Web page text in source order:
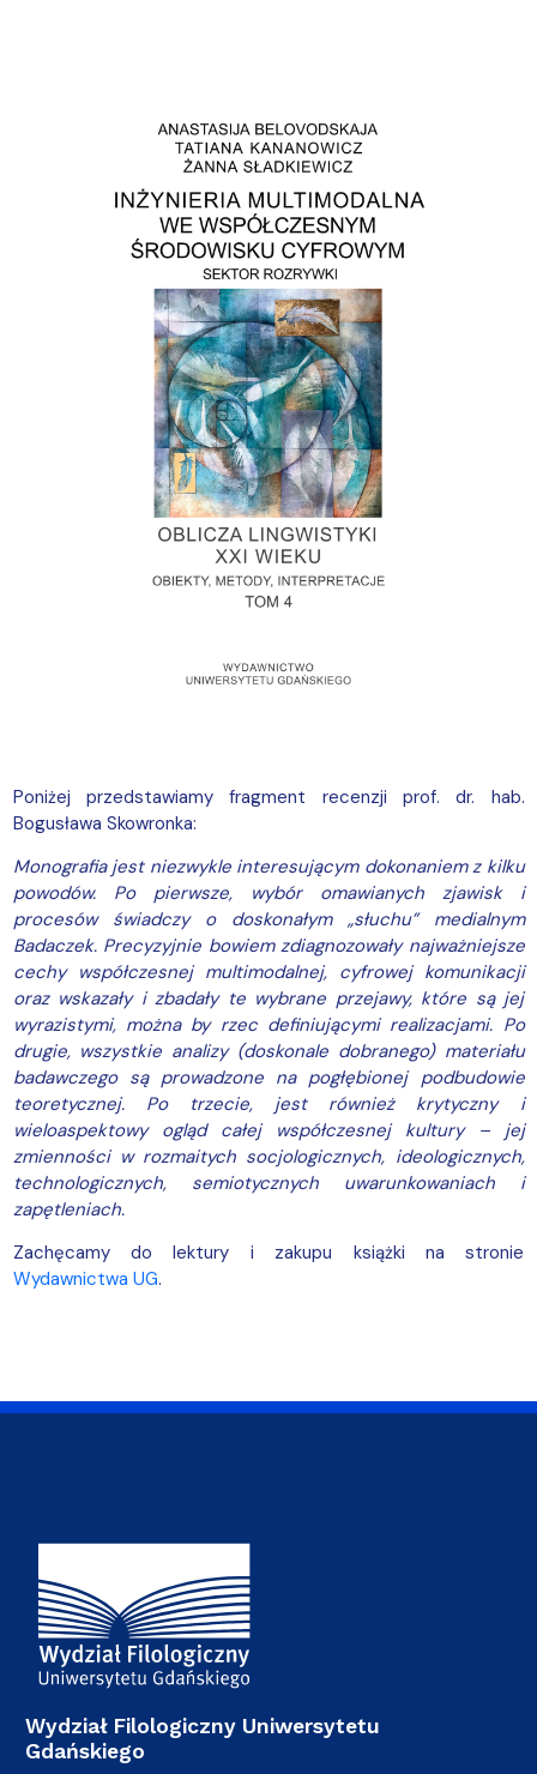
Poniżej przedstawiamy fragment recenzji prof. dr. hab.
Bogusława Skowronka:
Monografia jest niezwykle interesującym dokonaniem z kilku
powodów. Po pierwsze, wybór omawianych zjawisk i
procesów świadczy o doskonałym „słuchu” medialnym
Badaczek. Precyzyjnie bowiem zdiagnozowały najważniejsze
cechy współczesnej multimodalnej, cyfrowej komunikacji
oraz wskazały i zbadały te wybrane przejawy, które są jej
wyrazistymi, można by rzec definiującymi realizacjami. Po
drugie, wszystkie analizy (doskonale dobranego) materiału
badawczego są prowadzone na pogłębionej podbudowie
teoretycznej. Po trzecie, jest również krytyczny i
wieloaspektowy ogląd całej współczesnej kultury – jej
zmienności w rozmaitych socjologicznych, ideologicznych,
technologicznych, semiotycznych uwarunkowaniach i
zapętleniach.
Zachęcamy do lektury i zakupu książki na stronie
Wydawnictwa UG.
Adres Wydziału
Wydział Filologiczny Uniwersytetu
Gdańskiego